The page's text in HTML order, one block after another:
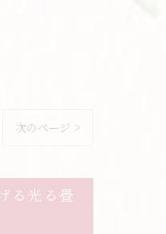
次のページ >
る光る畳